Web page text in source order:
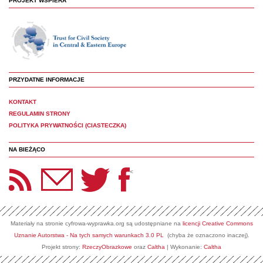
PRZYDATNE INFORMACJE
KONTAKT
REGULAMIN STRONY
POLITYKA PRYWATNOŚCI (CIASTECZKA)
NA BIEŻĄCO
Panoptyka Facebook <
Materiały na stronie cyfrowa-wyprawka.org są udostępniane na licencji Creative Commons
Uznanie Autorstwa - Na tych samych warunkach 3.0 PL
(chyba że oznaczono inaczej).
Projekt strony: RzeczyObrazkowe oraz Caltha | Wykonanie: Caltha